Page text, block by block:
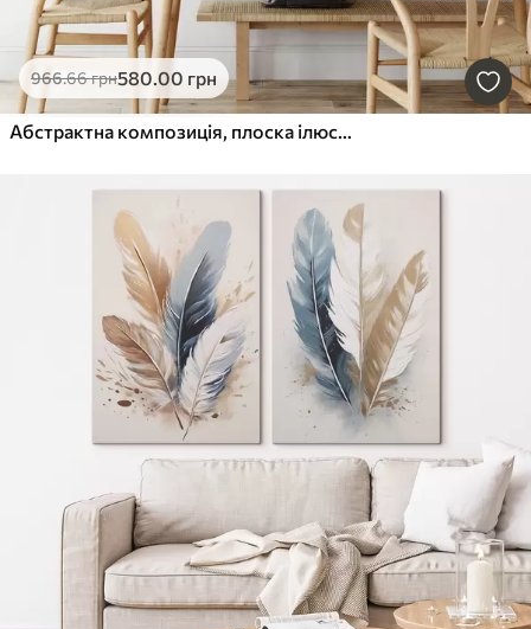
966.66грн580.00 грн
Абстрактна композиція, плоска ілюстрація